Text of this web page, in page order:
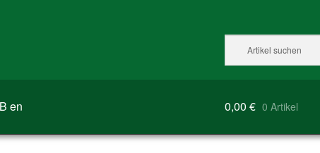
en 0,00 € 0 Artikel